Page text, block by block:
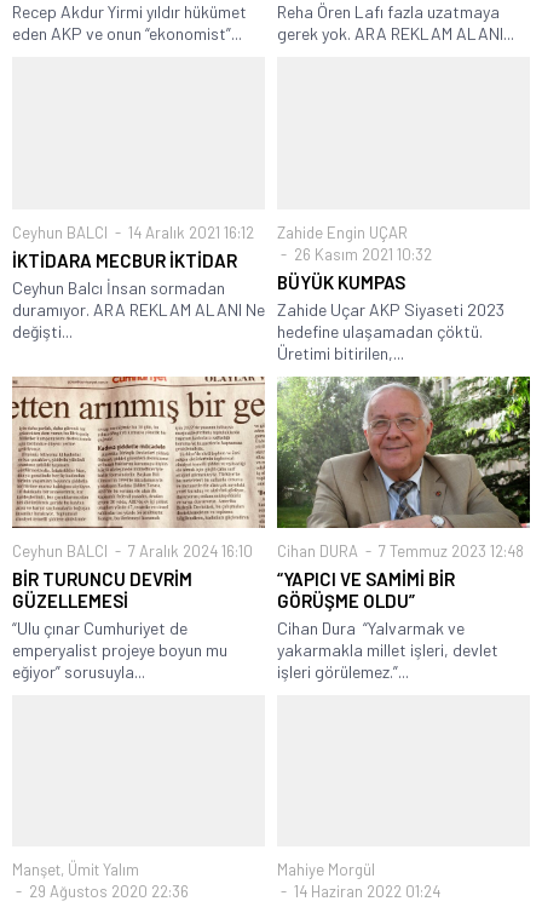
Recep Akdur Yirmi yıldır hükümet
eden AKP ve onun “ekonomist”...
Reha Ören Lafı fazla uzatmaya
gerek yok. ARA REKLAM ALANI...
Ceyhun BALCI 14 Aralık 2021 16:12
İKTİDARA MECBUR İKTİDAR
Ceyhun Balcı İnsan sormadan
duramıyor. ARA REKLAM ALANI Ne
değişti...
Zahide Engin UÇAR
26 Kasım 2021 10:32
BÜYÜK KUMPAS
Zahide Uçar AKP Siyaseti 2023
hedefine ulaşamadan çöktü.
Üretimi bitirilen,...
Ceyhun BALCI 7 Aralık 2024 16:10
BİR TURUNCU DEVRİM
GÜZELLEMESİ
“Ulu çınar Cumhuriyet de
emperyalist projeye boyun mu
eğiyor” sorusuyla...
Cihan DURA 7 Temmuz 2023 12:48
“YAPICI VE SAMİMİ BİR
GÖRÜŞME OLDU”
Cihan Dura “Yalvarmak ve
yakarmakla millet işleri, devlet
işleri görülemez.”...
Manşet, Ümit Yalım
29 Ağustos 2020 22:36
Mahiye Morgül
14 Haziran 2022 01:24